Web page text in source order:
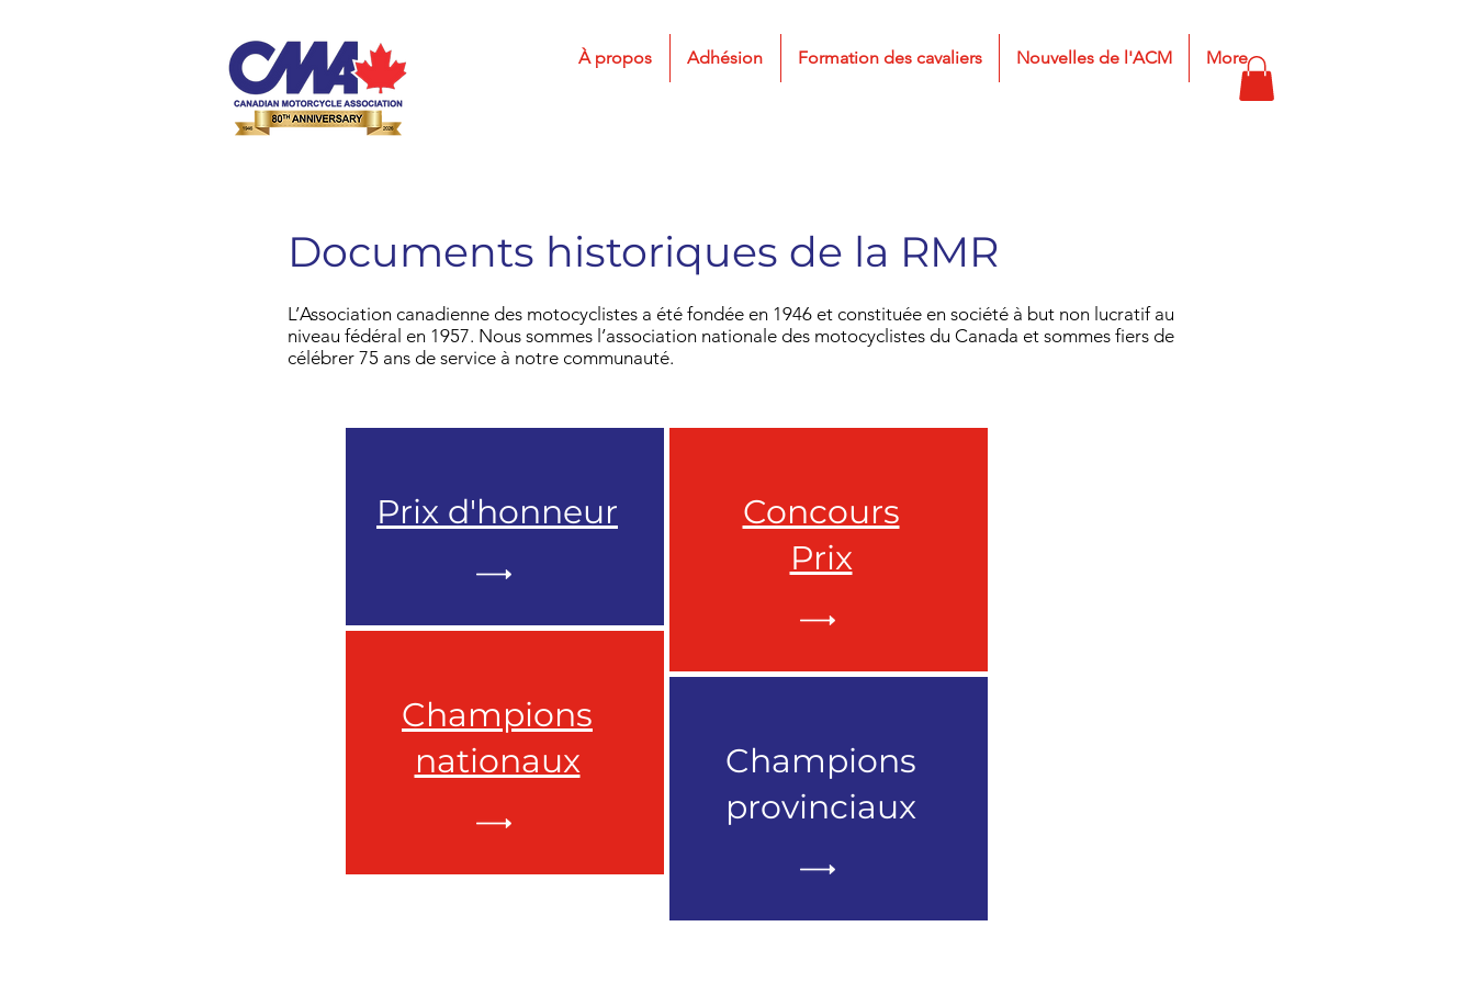
À propos Adhésion Formation des cavaliers Nouvelles de l'ACM More
Documents historiques de la RMR
L’Association canadienne des motocyclistes a été fondée en 1946 et constituée en société à but non lucratif au
niveau fédéral en 1957. Nous sommes l’association nationale des motocyclistes du Canada et sommes fiers de
célébrer 75 ans de service à notre communauté.
Prix d'honneur
Champions
nationaux
Concours
Prix
Champions
provinciaux